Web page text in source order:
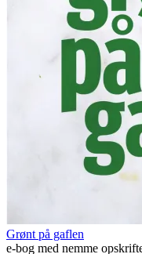
Grønt på gaflen
e-bog med nemme